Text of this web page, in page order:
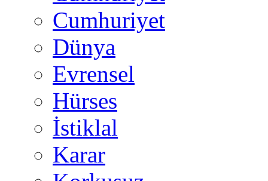
Cumhuriyet
Dünya
Evrensel
Hürses
İstiklal
Karar